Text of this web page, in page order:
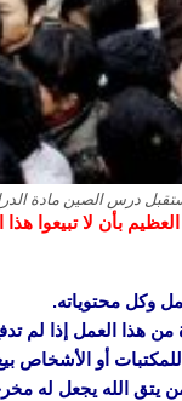
درس الصين مادة
بأن لا تبيعوا
وكل محتوياته.
من هذا العمل إذا لم
أو الأشخاص
يتق الله يجعل له